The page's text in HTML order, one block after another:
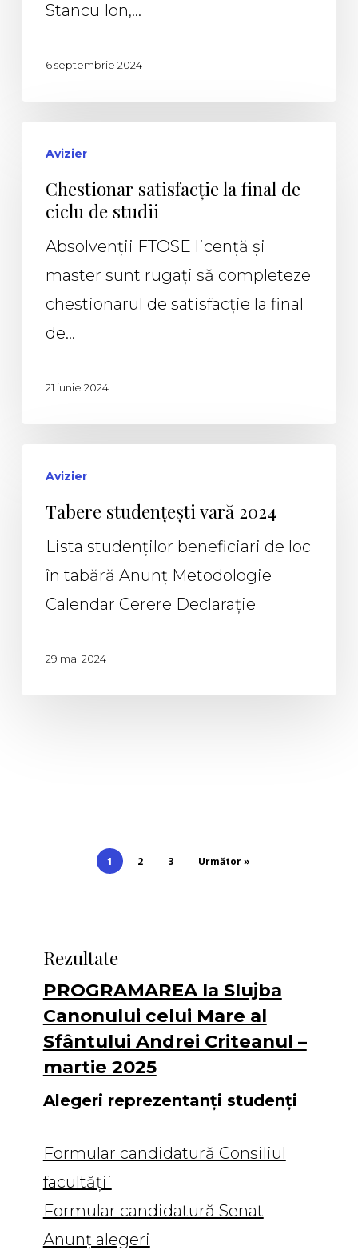
Stancu Ion,…
6 septembrie 2024
Avizier
Chestionar satisfacție la final de
ciclu de studii
Absolvenții FTOSE licență și
master sunt rugați să completeze
chestionarul de satisfacție la final
de…
21 iunie 2024
Avizier
Tabere studențești vară 2024
Lista studenților beneficiari de loc
în tabără Anunț Metodologie
Calendar Cerere Declarație
29 mai 2024
1 2 3 Următor »
Rezultate
PROGRAMAREA la Slujba
Canonului celui Mare al
Sfântului Andrei Criteanul –
martie 2025
Alegeri reprezentanți studenți
Formular candidatură Consiliul
facultății
Formular candidatură Senat
Anunț alegeri